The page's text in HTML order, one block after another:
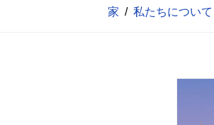
家 / 私たちについて